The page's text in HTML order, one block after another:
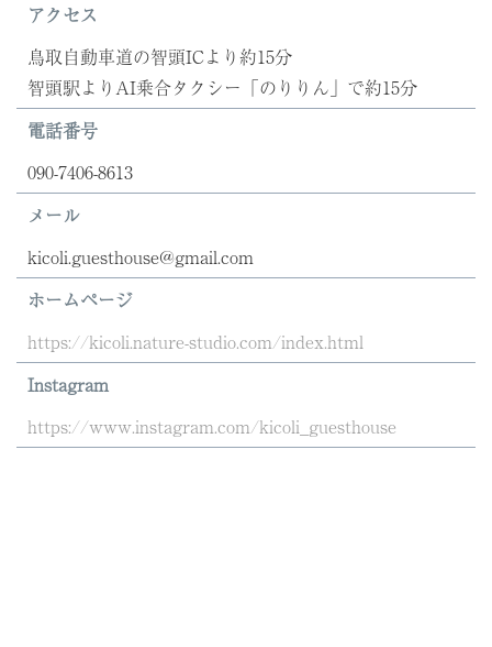
アクセス
鳥取自動車道の智頭ICより約15分
智頭駅よりAI乗合タクシー「のりりん」で約15分
電話番号
090-7406-8613
メール
kicoli.guesthouse@gmail.com
ホームページ
https://kicoli.nature-studio.com/index.html
Instagram
​https://www.instagram.com/kicoli_guesthouse​